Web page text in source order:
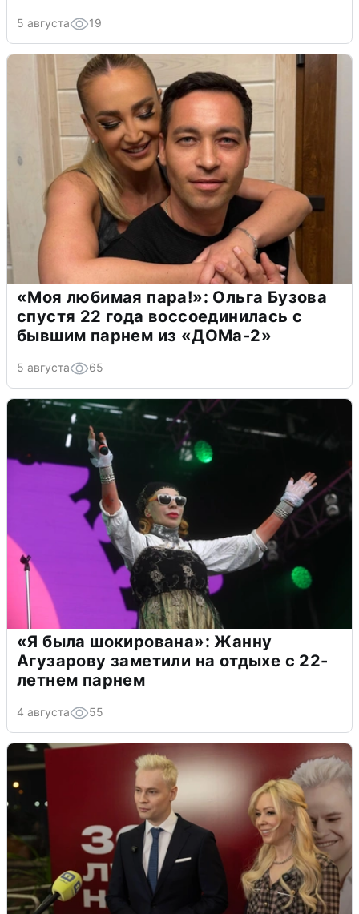
5 августа 19
«Моя любимая пара!»: Ольга Бузова
спустя 22 года воссоединилась с
бывшим парнем из «ДОМа-2»
5 августа 65
«Я была шокирована»: Жанну
Агузарову заметили на отдыхе с 22-
летнем парнем
4 августа 55